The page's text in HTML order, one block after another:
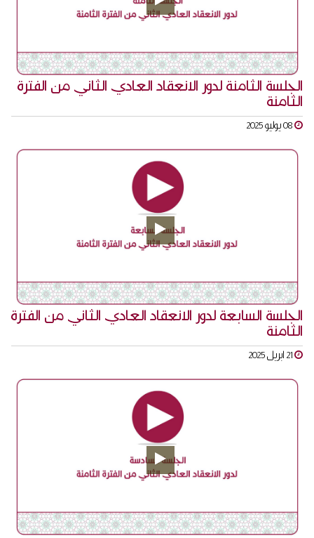
الجلسة الثامنة لدور الانعقاد العادي الثاني من الفترة
الثامنة
08 يوليو 2025
الجلسة السابعة لدور الانعقاد العادي الثاني من الفترة
الثامنة
21 ابريل 2025